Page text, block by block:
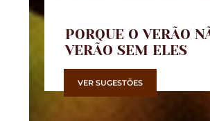
PORQUE O VERÃO NÃO É
VERÃO SEM ELES
VER SUGESTÕES